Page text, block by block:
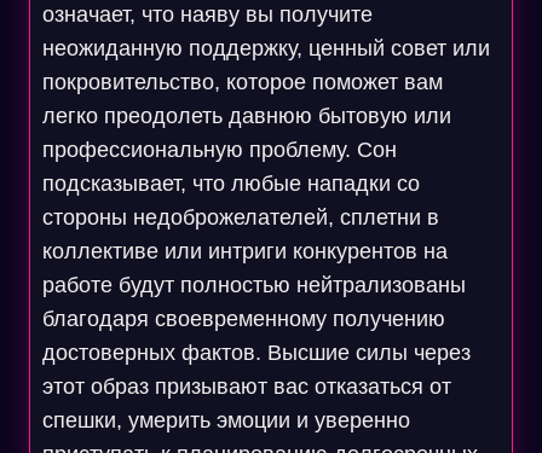
означает, что наяву вы получите
неожиданную поддержку, ценный совет или
покровительство, которое поможет вам
легко преодолеть давнюю бытовую или
профессиональную проблему. Сон
подсказывает, что любые нападки со
стороны недоброжелателей, сплетни в
коллективе или интриги конкурентов на
работе будут полностью нейтрализованы
благодаря своевременному получению
достоверных фактов. Высшие силы через
этот образ призывают вас отказаться от
спешки, умерить эмоции и уверенно